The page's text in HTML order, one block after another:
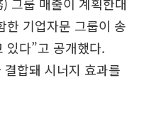
한 기업자문 그룹이 송
있다”고 공개했다.
결합돼 시너지 효과를